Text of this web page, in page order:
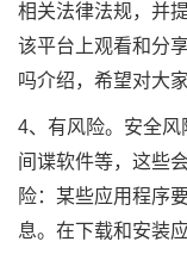
相关法律法规，并
该平台上观看和分
吗介绍，希望对大
4、有风险。安全
间谍软件等，这些
险：某些应用程序
息。在下载和安装